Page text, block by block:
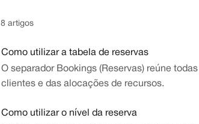
8 artigos
Como utilizar a tabela de reservas
O separador Bookings (Reservas) reúne
clientes e das alocações de recursos.
Como utilizar o nível da reserva